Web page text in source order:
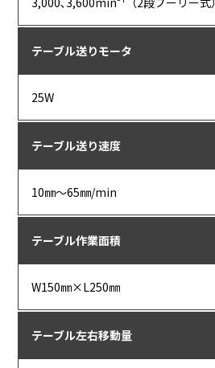
テーブル送りモータ
25W
テーブル送り速度
10㎜～65㎜/min
テーブル作業面積
W150㎜×L250㎜
テーブル左右移動量